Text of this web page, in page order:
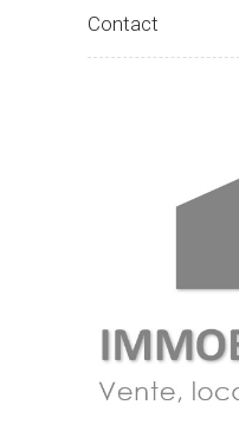
Contact